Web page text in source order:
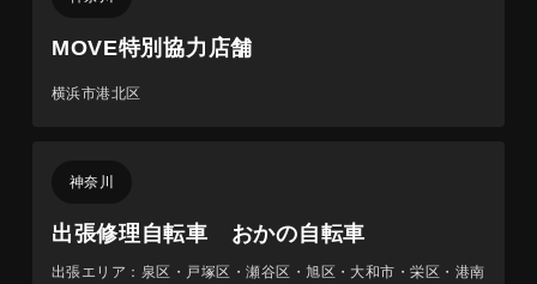
MOVE特別協力店舗
横浜市港北区
神奈川
出張修理自転車 おかの自転車
出張エリア：泉区・戸塚区・瀬谷区・旭区・大和市・栄区・港南